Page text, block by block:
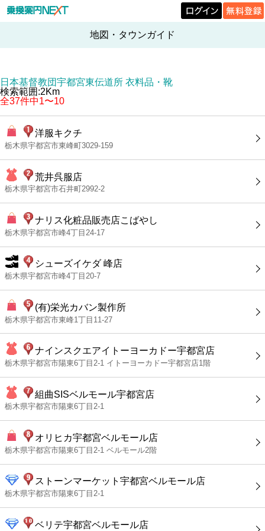
地図・タウンガイド
日本基督教団宇都宮東伝道所 衣料品・靴
検索範囲:2Km
全37件中1〜10
洋服キクチ
栃木県宇都宮市東峰町3029-159
荒井呉服店
栃木県宇都宮市石井町2992-2
ナリス化粧品販売店こばやし
栃木県宇都宮市峰4丁目24-17
シューズイケダ 峰店
栃木県宇都宮市峰4丁目20-7
(有)栄光カバン製作所
栃木県宇都宮市東峰1丁目11-27
ナインスクエアイトーヨーカドー宇都宮店
栃木県宇都宮市陽東6丁目2-1 イトーヨーカドー宇都宮店1階
組曲SISベルモール宇都宮店
栃木県宇都宮市陽東6丁目2-1
オリヒカ宇都宮ベルモール店
栃木県宇都宮市陽東6丁目2-1 ベルモール2階
ストーンマーケット宇都宮ベルモール店
栃木県宇都宮市陽東6丁目2-1
ベリテ宇都宮ベルモール店